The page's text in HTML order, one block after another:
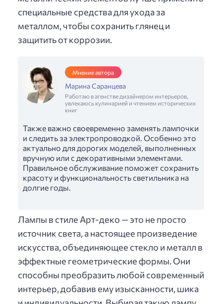
специальные средства для ухода за
металлом, чтобы сохранить глянец и
защитить от коррозии.
Мнение автора
Марина Саранцева
Работаю в агенстве дизайнером интерьеров,
увлекаюсь кулинарией и чтением исторических
книг
Также важно своевременно заменять лампочки
и следить за электропроводкой. Особенно это
актуально для дорогих моделей, выполненных
вручную или с декоративными элементами.
Правильное обслуживание поможет сохранить
красоту и функциональность светильника на
долгие годы.
Лампы в стиле Арт-деко — это не просто
источник света, а настоящее произведение
искусства, объединяющее стекло и металл в
эффектные геометрические формы. Они
способны преобразить любой современный
интерьер, добавив ему изысканности, шика